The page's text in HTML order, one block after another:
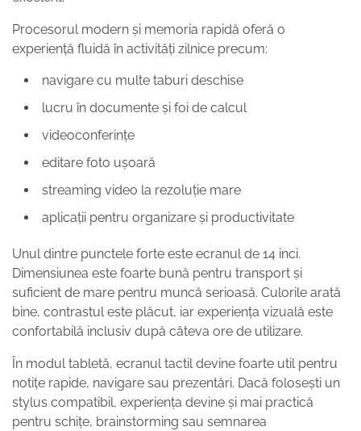
Procesorul modern și memoria rapidă oferă o
experiență fluidă în activități zilnice precum:
navigare cu multe taburi deschise
lucru în documente și foi de calcul
videoconferințe
editare foto ușoară
streaming video la rezoluție mare
aplicații pentru organizare și productivitate
Unul dintre punctele forte este ecranul de 14 inci.
Dimensiunea este foarte bună pentru transport și
suficient de mare pentru muncă serioasă. Culorile arată
bine, contrastul este plăcut, iar experiența vizuală este
confortabilă inclusiv după câteva ore de utilizare.
În modul tabletă, ecranul tactil devine foarte util pentru
notițe rapide, navigare sau prezentări. Dacă folosești un
stylus compatibil, experiența devine și mai practică
pentru schițe, brainstorming sau semnarea